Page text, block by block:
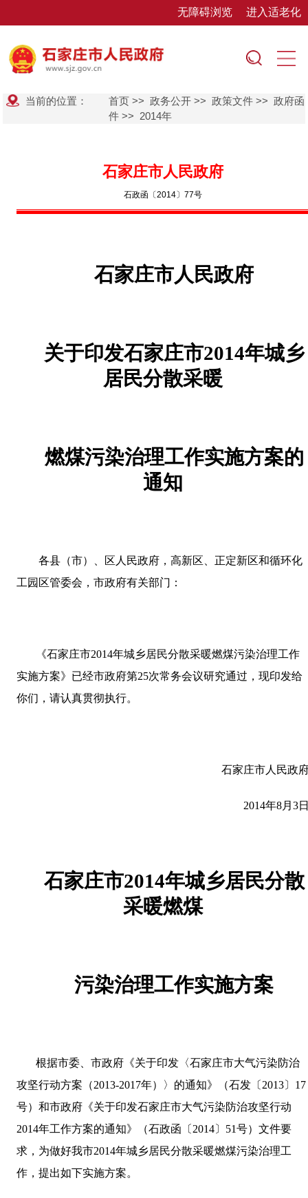
无障碍浏览 进入适老化
当前的位置： 首页 >>政务公开 >>政策文件 >>政府函
件 >> 2014年
石家庄市人民政府
石政函〔2014〕77号
石家庄市人民政府
关于印发石家庄市2014年城乡
居民分散采暖
燃煤污染治理工作实施方案的
通知
各县（市）、区人民政府，高新区、正定新区和循环化
工园区管委会，市政府有关部门：
《石家庄市2014年城乡居民分散采暖燃煤污染治理工作
实施方案》已经市政府第25次常务会议研究通过，现印发给
你们，请认真贯彻执行。
石家庄市人民政
2014年8月3
石家庄市2014年城乡居民分散
采暖燃煤
污染治理工作实施方案
根据市委、市政府《关于印发〈石家庄市大气污染防治
攻坚行动方案（2013-2017年）〉的通知》（石发〔 2013〕 17
号）和市政府《关于印发石家庄市大气污染防治攻坚行动
2014年工作方案的通知》（石政函〔 2014〕 51号）文件要
求，为做好我市2014年城乡居民分散采暖燃煤污染治理工
作，提出如下实施方案。